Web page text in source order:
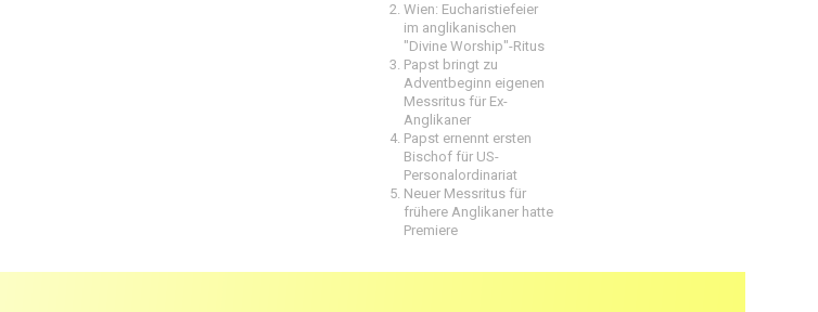
Wien: Eucharistiefeier
im anglikanischen
"Divine Worship"-Ritus
Papst bringt zu
Adventbeginn eigenen
Messritus für Ex-
Anglikaner
Papst ernennt ersten
Bischof für US-
Personalordinariat
Neuer Messritus für
frühere Anglikaner hatte
Premiere